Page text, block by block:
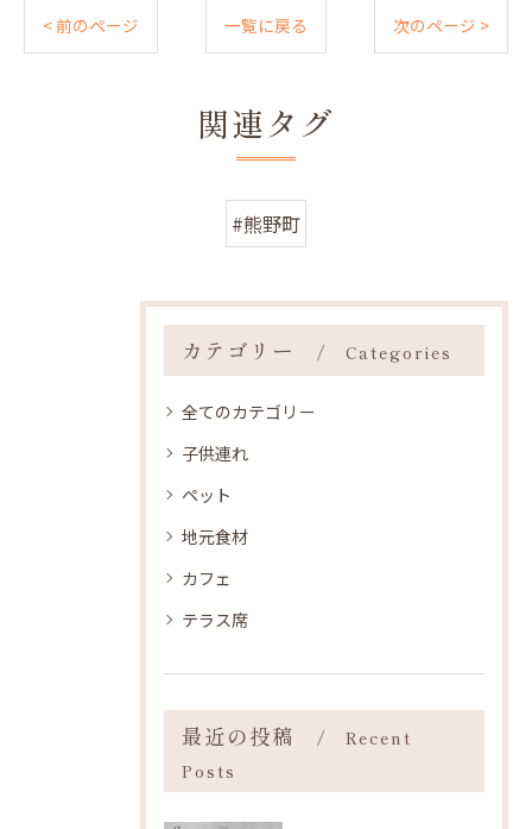
< 前のページ 一覧に戻る 次のページ >
関連タグ
#熊野町
カテゴリー Categories
全てのカテゴリー
子供連れ
ペット
地元食材
カフェ
テラス席
最近の投稿
Recent
Posts